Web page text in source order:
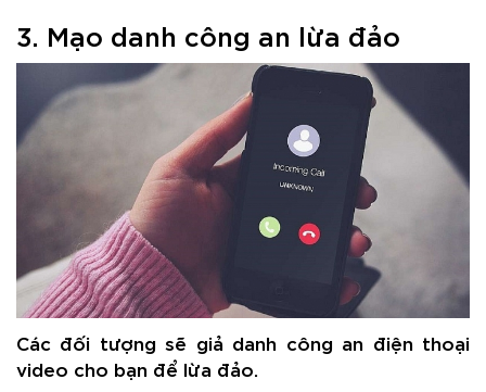
3. Mạo danh công an lừa đảo
Các đối tượng sẽ giả danh công an điện thoại
video cho bạn để lừa đảo.